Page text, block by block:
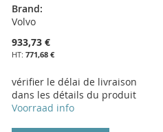
Brand:
Volvo
933,73 €
771,68 €
vérifier le délai de livraison
dans les détails du produit
Voorraad info